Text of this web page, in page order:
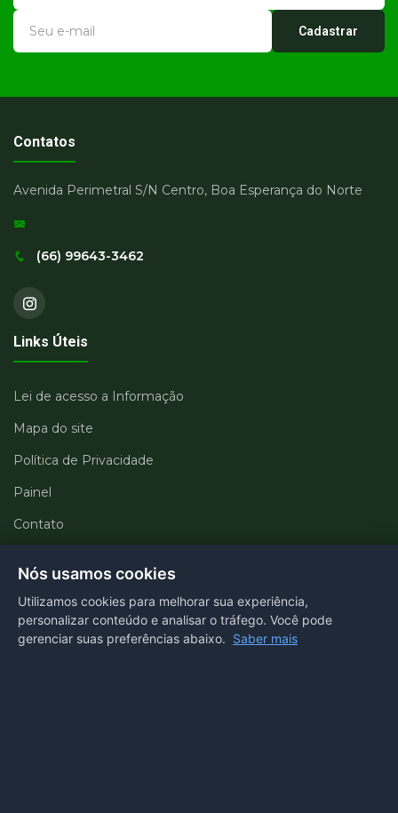
Cadastrar
Contatos
Avenida Perimetral S/N Centro, Boa Esperança do Norte
(66) 99643-3462
Links Úteis
Lei de acesso a Informação
Mapa do site
Política de Privacidade
Painel
Contato
Departamentos
Portal transparência
E-SIC
Nós usamos cookies
Utilizamos cookies para melhorar sua experiência,
personalizar conteúdo e analisar o tráfego. Você pode
gerenciar suas preferências abaixo. Saber mais